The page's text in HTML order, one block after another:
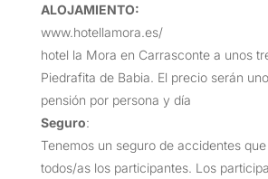
ALOJAMIENTO:
www.hotellamora.es/
hotel la Mora en Carrasconte a unos
Piedrafita de Babia. El precio serán
pensión por persona y día
Seguro:
Tenemos un seguro de accidentes
todos/as los participantes. Los